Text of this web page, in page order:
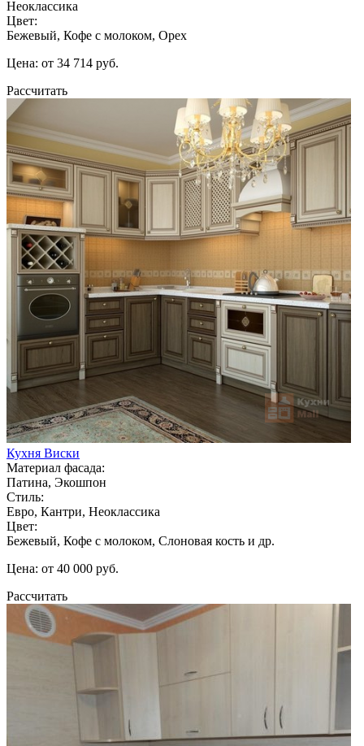
Неоклассика
Цвет:
Бежевый, Кофе с молоком, Орех
Цена: от 34 714 руб.
Рассчитать
Кухня Виски
Материал фасада:
Патина, Экошпон
Стиль:
Евро, Кантри, Неоклассика
Цвет:
Бежевый, Кофе с молоком, Слоновая кость и др.
Цена: от 40 000 руб.
Рассчитать